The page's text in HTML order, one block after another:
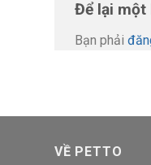
Để lại một
Bạn phải
VỀ PETTO